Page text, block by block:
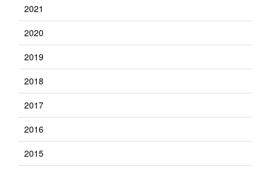
2021
2020
2019
2018
2017
2016
2015